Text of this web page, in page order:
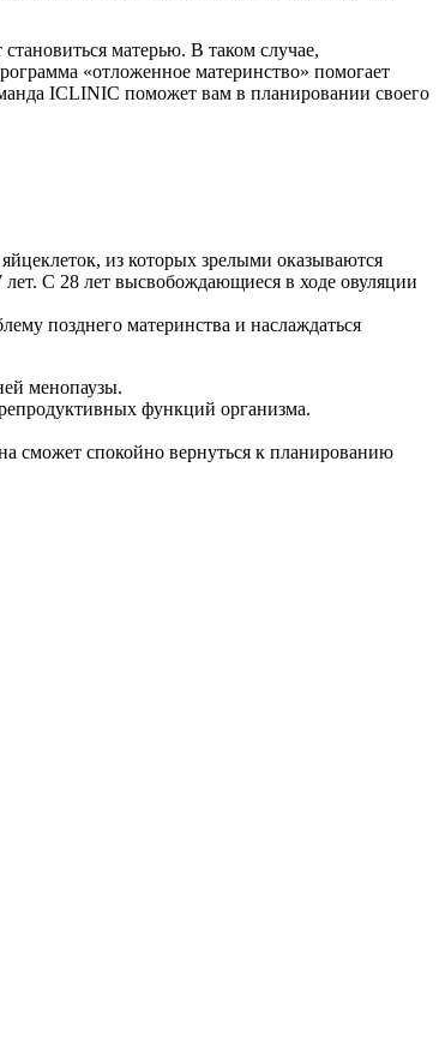
матерью. В таком случае,
«отложенное материнство» помогает
ICLINIC поможет вам в планировании своего
из которых зрелыми оказываются
С 28 лет высвобождающиеся в ходе овуляции
позднего материнства и наслаждаться
менопаузы.
функций организма.
сможет спокойно вернуться к планированию